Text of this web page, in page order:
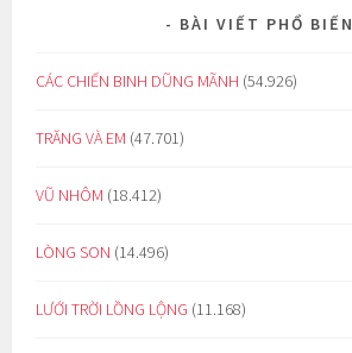
BÀI VIẾT PHỔ BIẾN
CÁC CHIẾN BINH DŨNG MÃNH (54.926)
TRĂNG VÀ EM (47.701)
VŨ NHÔM (18.412)
LÒNG SON (14.496)
LƯỚI TRỜI LỒNG LỘNG (11.168)